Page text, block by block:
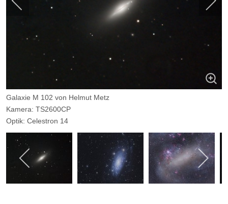
Galaxie M 102 von Helmut Metz
Kamera: TS2600CP
Optik: Celestron 14
Belichtungszeit: 45 x 4 min
Filter: Optolong L-Pro
Ort: WHS-Essen
Datum: 21.03.2025